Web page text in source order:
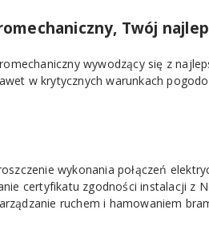
Twój
wywodzący się z
w krytycznych warunkach
wykonania połączeń
certyfikatu zgodności instalacji z
ruchem i hamowaniem